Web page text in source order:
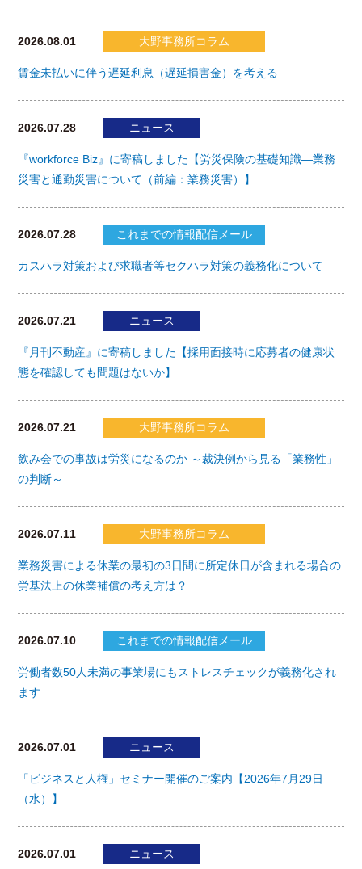
2026.08.01 大野事務所コラム
賃金未払いに伴う遅延利息（遅延損害金）を考える
2026.07.28 ニュース
『workforce Biz』に寄稿しました【労災保険の基礎知識―業務
災害と通勤災害について（前編：業務災害）】
2026.07.28 これまでの情報配信メール
カスハラ対策および求職者等セクハラ対策の義務化について
2026.07.21 ニュース
『月刊不動産』に寄稿しました【採用面接時に応募者の健康状
態を確認しても問題はないか】
2026.07.21 大野事務所コラム
飲み会での事故は労災になるのか ～裁決例から見る「業務性」
の判断～
2026.07.11 大野事務所コラム
業務災害による休業の最初の3日間に所定休日が含まれる場合の
労基法上の休業補償の考え方は？
2026.07.10 これまでの情報配信メール
労働者数50人未満の事業場にもストレスチェックが義務化され
ます
2026.07.01 ニュース
「ビジネスと人権」セミナー開催のご案内【2026年7月29日
（水）】
2026.07.01 ニュース